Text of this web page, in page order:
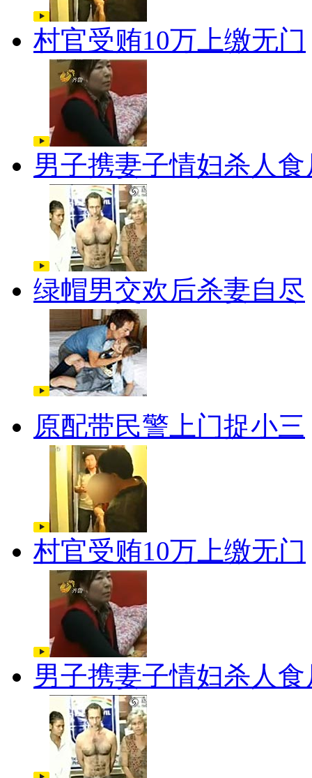
村官受贿10万上缴无门
男子携妻子情妇杀人食
绿帽男交欢后杀妻自尽
原配带民警上门捉小三
村官受贿10万上缴无门
男子携妻子情妇杀人食